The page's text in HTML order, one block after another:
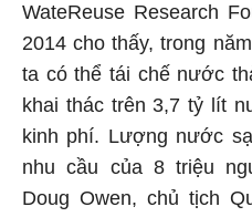
WateReuse Research
2014 cho thấy, trong
ta có thể tái chế nước
khai thác trên 3,7 tỷ lít
kinh phí. Lượng nước
nhu cầu của 8 triệu
Doug Owen, chủ tịch